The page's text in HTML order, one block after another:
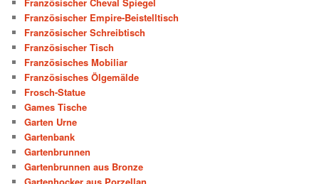
Französischer Empire-Beistelltisch
Französischer Schreibtisch
Französischer Tisch
Französisches Mobiliar
Französisches Ölgemälde
Frosch-Statue
Games Tische
Garten Urne
Gartenbank
Gartenbrunnen
Gartenbrunnen aus Bronze